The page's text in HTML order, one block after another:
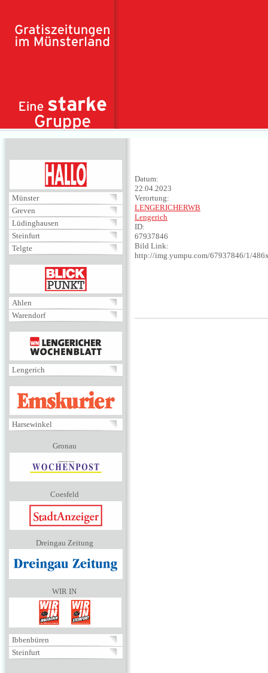
Münster
Greven
Lüdinghausen
Steinfurt
Telgte
BLICKPUNKT
Ahlen
Warendorf
MENÜ
Lengerich
EMSKURIER
Harsewinkel
Gronau
Coesfeld
Dreingau Zeitung
WIR IN
Ibbenbüren
Steinfurt
Datum:
22.04.2023
Verortung:
LENGERICHERWB
Lengerich
ID:
67937846
Bild Link:
http://img.yumpu.com/67937846/1/